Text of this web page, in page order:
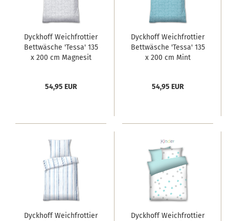
Dyckhoff Weichfrottier
Bettwäsche 'Tessa' 135
x 200 cm Magnesit
54,95 EUR
Dyckhoff Weichfrottier
Bettwäsche 'Tessa' 135
x 200 cm Mint
54,95 EUR
Dyckhoff Weichfrottier
Dyckhoff Weichfrottier